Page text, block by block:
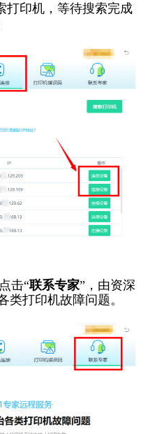
打印机，等待搜索完成
击“联系专家”，由资深
类打印机故障问题。